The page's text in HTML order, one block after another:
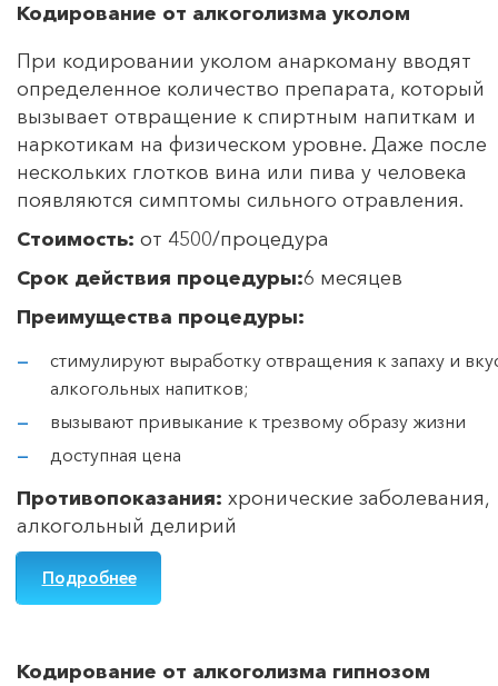
Кодирование от алкоголизма уколом
При кодировании уколом анаркоману вводят
определенное количество препарата, который
вызывает отвращение к спиртным напиткам и
наркотикам на физическом уровне. Даже после
нескольких глотков вина или пива у человека
появляются симптомы сильного отравления.
Стоимость: от 4500/процедура
Срок действия процедуры:6 месяцев
Преимущества процедуры:
стимулируют выработку отвращения к запаху и
алкогольных напитков;
вызывают привыкание к трезвому образу жизни
доступная цена
Противопоказания: хронические заболевания,
алкогольный делирий
Подробнее
Кодирование от алкоголизма гипнозом